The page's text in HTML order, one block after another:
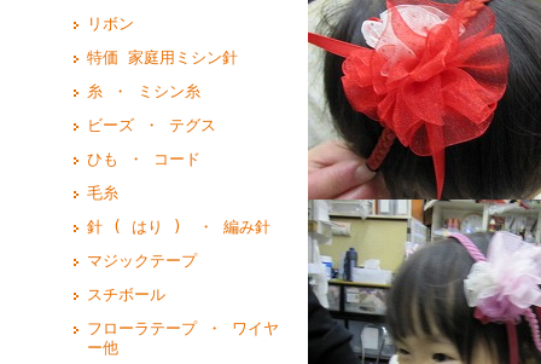
リボン
特価 家庭用ミシン針
糸 ・ ミシン糸
ビーズ ・ テグス
ひも ・ コード
毛糸
針 ( はり ) ・ 編み針
マジックテープ
スチボール
フローラテープ ・ ワイヤ
ー他